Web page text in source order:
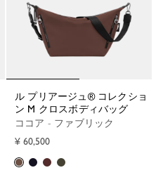
ル プリアージュ® コレクショ
ン M クロスボディバッグ
ココア - ファブリック
¥ 60,500